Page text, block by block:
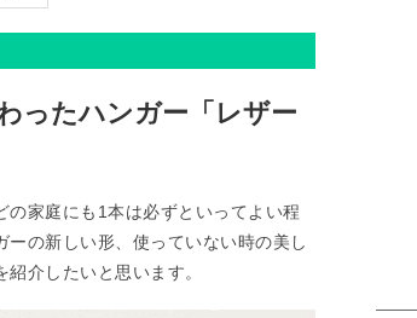
ったハンガー「レザー
家庭にも1本は必ずといってよい程
の新しい形、使っていない時の美し
介したいと思います。